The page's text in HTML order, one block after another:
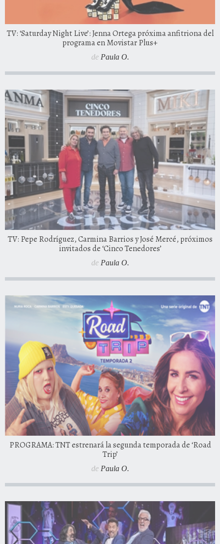
TV: ‘Saturday Night Live’: Jenna Ortega próxima anfitriona del
programa en Movistar Plus+
de Paula O.
TV: Pepe Rodríguez, Carmina Barrios y José Mercé, próximos
invitados de ‘Cinco Tenedores’
de Paula O.
PROGRAMA: TNT estrenará la segunda temporada de ‘Road
Trip’
de Paula O.